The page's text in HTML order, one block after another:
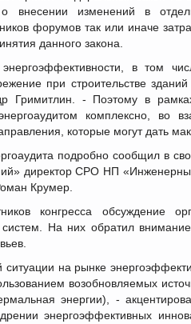
внесении изменений в
форумов так или иначе
данного закона.
энергоэффективности, в том
при строительстве
Гримитлин. - Поэтому в
комплексно, во
которые могут дать
подробно сообщил в
директор СРО НП
Крумер.
конгресса обсуждение
систем. На них обратил
на рынке
возобновляемых
энергии), -
энергоэффективных